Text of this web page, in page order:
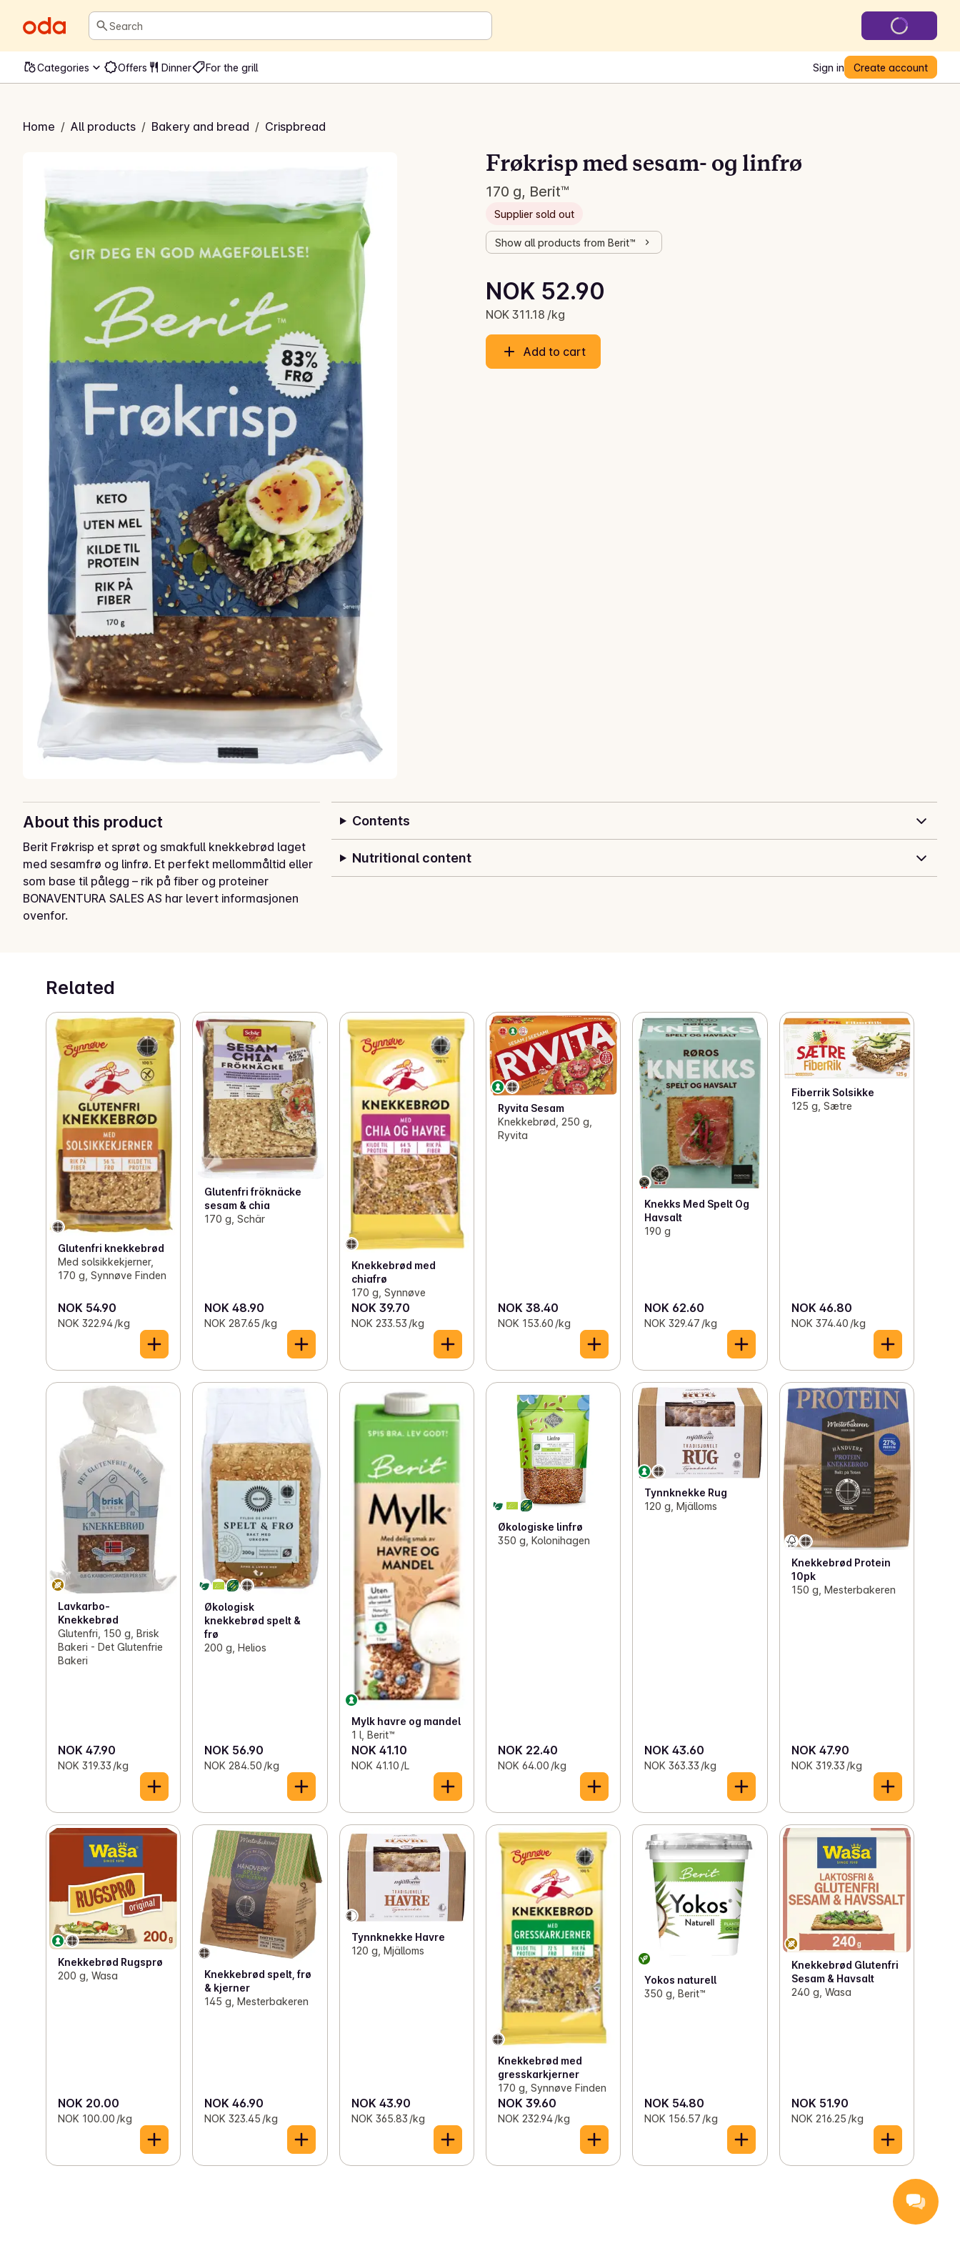
Search
Categories Offers Dinner For the grill Sign in Create account
Home / All products / Bakery and bread / Crispbread
sesam- og linfrø
Frøkrisp med sesam- og linfrø
170 g, Berit™
Supplier sold out
Show all products from Berit™
Current price is: NOK 52.90
NOK 52.90
NOK 311.18 /kg
Unit price: NOK 311.18 /kg
Add to cart
About this product
Berit Frøkrisp et sprøt og smakfull knekkebrød laget
med sesamfrø og linfrø. Et perfekt mellommåltid eller
som base til pålegg – rik på fiber og proteiner
BONAVENTURA SALES AS har levert informasjonen
ovenfor.
Contents
Nutritional content
Related
Glutenfri knekkebrød
Med solsikkekjerner,
170 g, Synnøve Finden
NOK 54.90
NOK 322.94 /kg
Glutenfri fröknäcke
sesam & chia
170 g, Schär
NOK 48.90
NOK 287.65 /kg
Knekkebrød med
chiafrø
170 g, Synnøve
NOK 39.70
NOK 233.53 /kg
Ryvita Sesam
Knekkebrød, 250 g,
Ryvita
NOK 38.40
NOK 153.60 /kg
Knekks Med Spelt Og
Havsalt
190 g
NOK 62.60
NOK 329.47 /kg
Fiberrik Solsikke
125 g, Sætre
NOK 46.80
NOK 374.40 /kg
Lavkarbo-
Knekkebrød
Glutenfri, 150 g, Brisk
Bakeri - Det Glutenfrie
Bakeri
NOK 47.90
NOK 319.33 /kg
Økologisk
knekkebrød spelt &
frø
200 g, Helios
NOK 56.90
NOK 284.50 /kg
Mylk havre og mandel
1 l, Berit™
NOK 41.10
NOK 41.10 /L
Økologiske linfrø
350 g, Kolonihagen
NOK 22.40
NOK 64.00 /kg
Tynnknekke Rug
120 g, Mjälloms
NOK 43.60
NOK 363.33 /kg
Knekkebrød Protein
10pk
150 g, Mesterbakeren
NOK 47.90
NOK 319.33 /kg
Knekkebrød Rugsprø
200 g, Wasa
NOK 20.00
NOK 100.00 /kg
Knekkebrød spelt, frø
& kjerner
145 g, Mesterbakeren
NOK 46.90
NOK 323.45 /kg
Tynnknekke Havre
120 g, Mjälloms
NOK 43.90
NOK 365.83 /kg
Knekkebrød med
gresskarkjerner
170 g, Synnøve Finden
NOK 39.60
NOK 232.94 /kg
Yokos naturell
350 g, Berit™
NOK 54.80
NOK 156.57 /kg
Knekkebrød Glutenfri
Sesam & Havsalt
240 g, Wasa
NOK 51.90
NOK 216.25 /kg